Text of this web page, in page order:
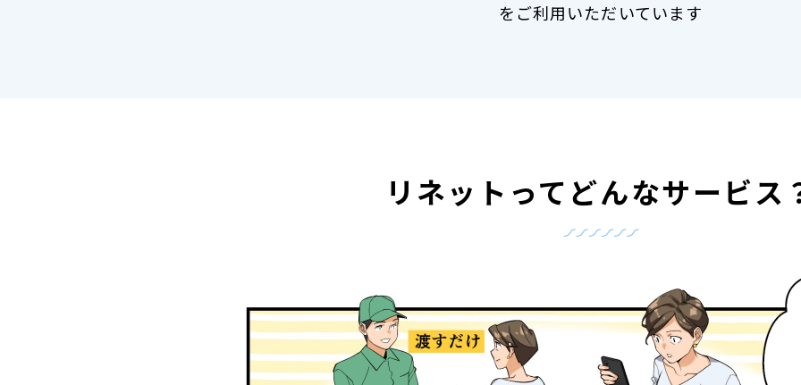
をご利用いただいています
リネットってどんなサービス